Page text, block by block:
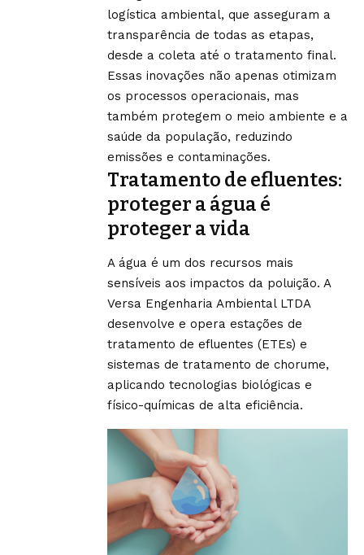
logística ambiental, que asseguram a
transparência de todas as etapas,
desde a coleta até o tratamento final.
Essas inovações não apenas otimizam
os processos operacionais, mas
também protegem o meio ambiente e a
saúde da população, reduzindo
emissões e contaminações.
Tratamento de efluentes:
proteger a água é
proteger a vida
A água é um dos recursos mais
sensíveis aos impactos da poluição. A
Versa Engenharia Ambiental LTDA
desenvolve e opera estações de
tratamento de efluentes (ETEs) e
sistemas de tratamento de chorume,
aplicando tecnologias biológicas e
físico-químicas de alta eficiência.